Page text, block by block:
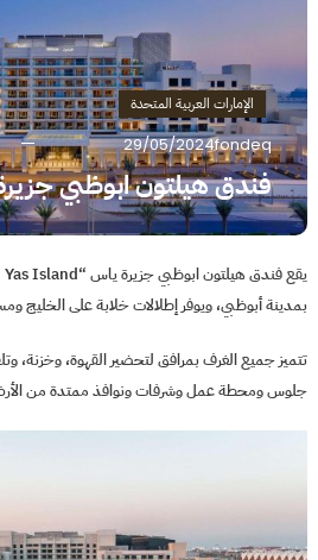
الإمارات العربية المتحدة
29/05/2024fondeq
فندق هيلتون ابوظبي
بمدينة أبوظبي، ويوفر إطلالات خلابة على الخليج
تتميز جميع الغرف بمرافق لتحضير القهوة، وخزنة،
جلوس ومحطة عمل وشرفات ونوافذ ممتدة من